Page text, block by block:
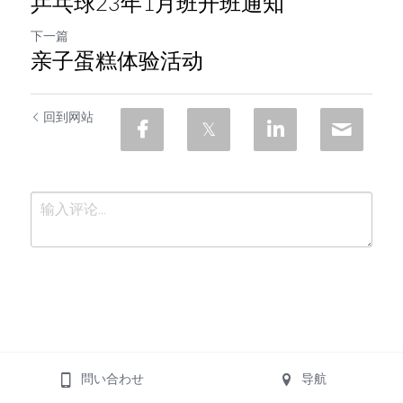
下一篇
亲子蛋糕体验活动
回到网站
提交 取消
問い合わせ 导航